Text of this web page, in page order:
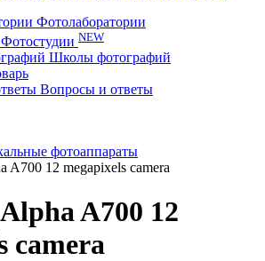
Фотолаборатории
Фотостудии NEW
Школы фотографий
Вопросы и ответы
фотоаппараты
A700 12 megapixels camera
A700 12
camera